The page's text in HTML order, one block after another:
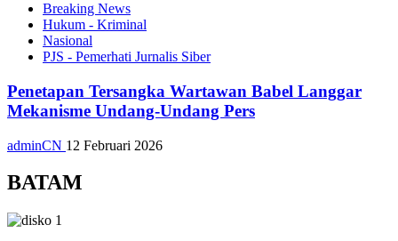
Breaking News
Hukum - Kriminal
Nasional
PJS - Pemerhati Jurnalis Siber
Penetapan Tersangka Wartawan Babel Langgar
Mekanisme Undang-Undang Pers
adminCN 12 Februari 2026
BATAM